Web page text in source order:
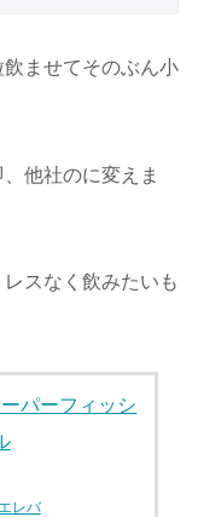
ませてそのぶん小
他社のに変えま
スなく飲みたいも
パーフィッシ
レバ